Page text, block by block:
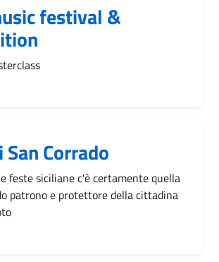
festival &
San Corrado
feste siciliane c'è certamente quella
patrono e protettore della cittadina